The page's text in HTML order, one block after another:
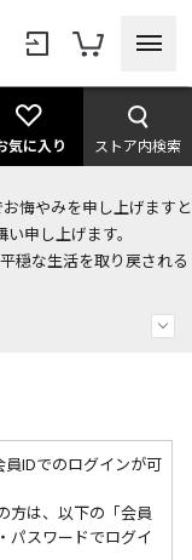
気に入り ストア内検索
悔やみを申し上げますと
申し上げます。
穏な生活を取り戻される
ゼント！
IDでのログインが可
方は、以下の「会員
パスワードでログイ